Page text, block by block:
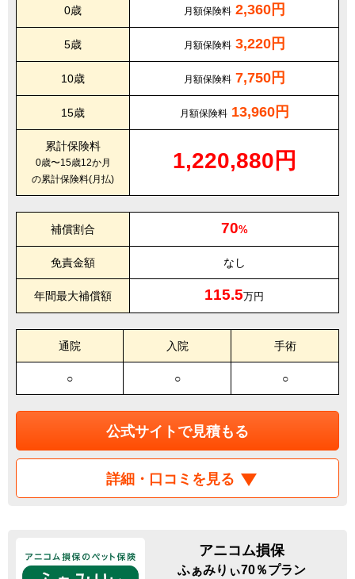
0歳 月額保険料 2,360円
5歳 月額保険料 3,220円
10歳 月額保険料 7,750円
15歳 月額保険料 13,960円
累計保険料
0歳〜15歳12か月
の累計保険料(月払)
1,220,880円
補償割合 70%
免責金額 なし
年間最大補償額 115.5万円
通院 入院 手術
○ ○ ○
公式サイトで見積もる
詳細・口コミを見る
アニコム損保
ふぁみりぃ70％プラン